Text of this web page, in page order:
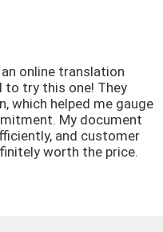
online translation
to try this one! They
which helped me gauge
My document
and customer
worth the price.